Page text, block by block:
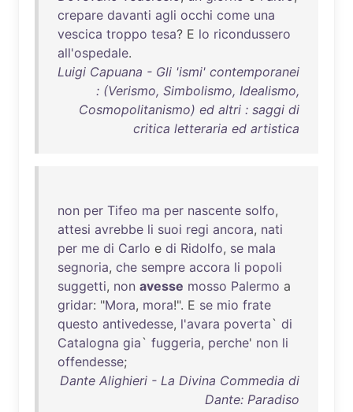
crepare davanti agli occhi come una
vescica troppo tesa? E lo ricondussero
all'ospedale.
Luigi Capuana - Gli 'ismi' contemporanei
: (Verismo, Simbolismo, Idealismo,
Cosmopolitanismo) ed altri : saggi di
critica letteraria ed artistica
non per Tifeo ma per nascente solfo,
attesi avrebbe li suoi regi ancora, nati
per me di Carlo e di Ridolfo, se mala
segnoria, che sempre accora li popoli
suggetti, non avesse mosso Palermo a
gridar: "Mora, mora!". E se mio frate
questo antivedesse, l'avara poverta` di
Catalogna gia` fuggeria, perche' non li
offendesse;
Dante Alighieri - La Divina Commedia di
Dante: Paradiso